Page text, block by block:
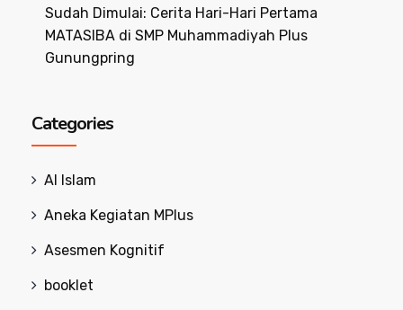
Sudah Dimulai: Cerita Hari-Hari Pertama
MATASIBA di SMP Muhammadiyah Plus
Gunungpring
Categories
Al Islam
Aneka Kegiatan MPlus
Asesmen Kognitif
booklet